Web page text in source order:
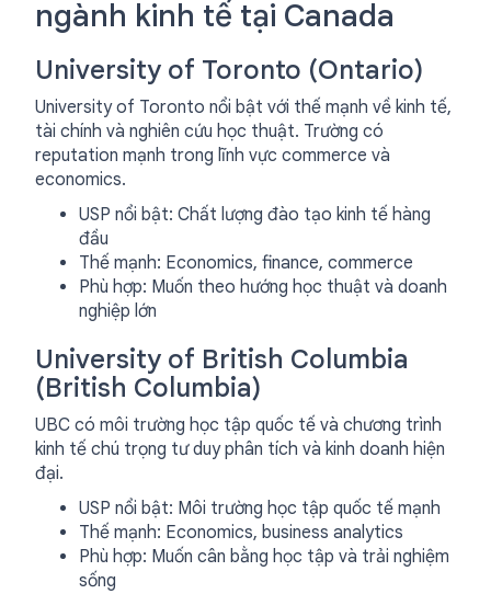
ngành kinh tế tại Canada
University of Toronto (Ontario)
University of Toronto nổi bật với thế mạnh về kinh tế,
tài chính và nghiên cứu học thuật. Trường có
reputation mạnh trong lĩnh vực commerce và
economics.
USP nổi bật: Chất lượng đào tạo kinh tế hàng
đầu
Thế mạnh: Economics, finance, commerce
Phù hợp: Muốn theo hướng học thuật và doanh
nghiệp lớn
University of British Columbia
(British Columbia)
UBC có môi trường học tập quốc tế và chương trình
kinh tế chú trọng tư duy phân tích và kinh doanh hiện
đại.
USP nổi bật: Môi trường học tập quốc tế mạnh
Thế mạnh: Economics, business analytics
Phù hợp: Muốn cân bằng học tập và trải nghiệm
sống